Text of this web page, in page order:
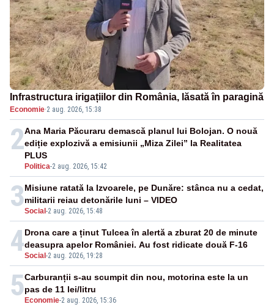
Infrastructura irigațiilor din România, lăsată în paragină
Economie·2 aug. 2026, 15:38
2
Politica-2 aug. 2026, 15:42
Ana Maria Păcuraru demască planul lui Bolojan. O nouă
ediție explozivă a emisiunii „Miza Zilei” la Realitatea
PLUS
3Social -2 aug. 2026, 15:48
Misiune ratată la Izvoarele, pe Dunăre: stânca nu a cedat,
militarii reiau detonările luni – VIDEO
4Social -2 aug. 2026, 19:28
Drona care a ținut Tulcea în alertă a zburat 20 de minute
deasupra apelor României. Au fost ridicate două F-16
5 Economie-2 aug. 2026, 15:36
Carburanții s-au scumpit din nou, motorina este la un
pas de 11 lei/litru